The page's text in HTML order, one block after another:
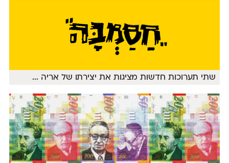
שתי תערוכות חדשות מציגות את יצירתו של אריה ...